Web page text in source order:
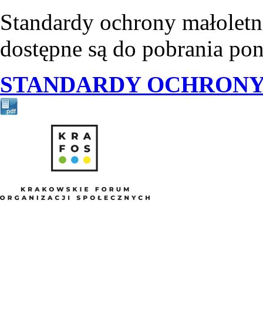
Standardy ochrony
dostępne są do pobrania
STANDARDY